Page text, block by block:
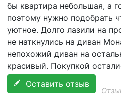
бы квартира небольшая, а
поэтому нужно подобрать
уютное. Долго лазили на
не наткнулись на диван
непохожий диван на
красивый. Покупкой
Оставить отзыв